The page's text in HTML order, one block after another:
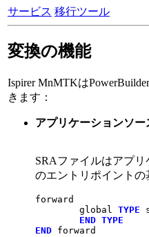
サービス 移行ツール
変換の機能
Ispirer MnMTKは
きます：
アプリケーションソ
SRAファイルはアプ
のエントリポイント
forward
        global
TYPE
END TYPE
END forward